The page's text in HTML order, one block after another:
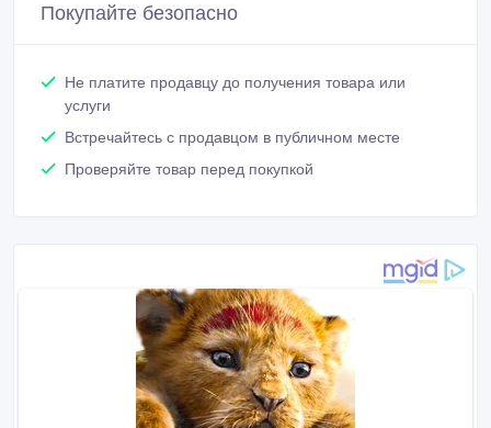
Покупайте безопасно
Не платите продавцу до получения товара или
услуги
Встречайтесь с продавцом в публичном месте
Проверяйте товар перед покупкой